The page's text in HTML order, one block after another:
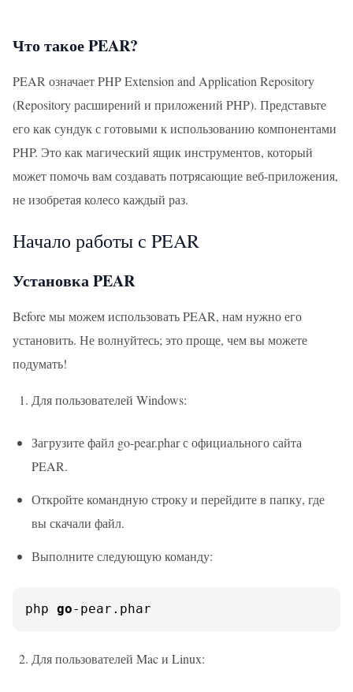
Что такое PEAR?
PEAR означает PHP Extension and Application Repository
(Repository расширений и приложений PHP). Представьте
его как сундук с готовыми к использованию компонентами
PHP. Это как магический ящик инструментов, который
может помочь вам создавать потрясающие веб-приложения,
не изобретая колесо каждый раз.
Начало работы с PEAR
Установка PEAR
Before мы можем использовать PEAR, нам нужно его
установить. Не волнуйтесь; это проще, чем вы можете
подумать!
Для пользователей Windows:
Загрузите файл go-pear.phar с официального сайта
PEAR.
Откройте командную строку и перейдите в папку, где
вы скачали файл.
Выполните следующую команду:
php go-pear.phar
Для пользователей Mac и Linux: